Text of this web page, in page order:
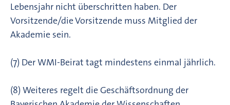
Lebensjahr nicht überschritten haben. Der
Vorsitzende/die Vorsitzende muss Mitglied der
Akademie sein.
(7) Der WMI-Beirat tagt mindestens einmal jährlich.
(8) Weiteres regelt die Geschäftsordnung der